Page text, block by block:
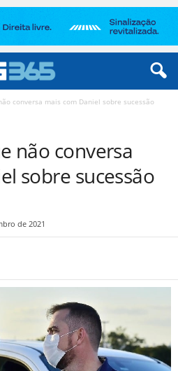
conversa mais com Daniel sobre sucessão
não conversa
sobre sucessão
de 2021